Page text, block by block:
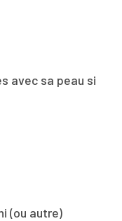
avec sa peau si
(ou autre)